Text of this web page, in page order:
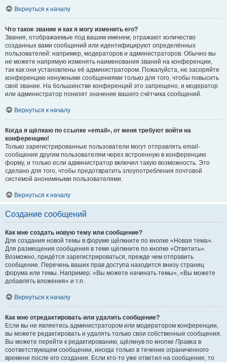
Вернуться к началу
Что такое звание и как я могу изменить его?
Звания, отображаемые под вашим именем, отражают количество
созданных вами сообщений или идентифицируют определённых
пользователей: например, модераторов и администраторов. Обычно вы
не можете напрямую изменять наименования званий на конференции,
так как они установлены её администратором. Пожалуйста, не засоряйте
конференцию ненужными сообщениями только для того, чтобы повысить
своё звание. На большинстве конференций это запрещено, и модератор
или администратор понизят значение вашего счётчика сообщений.
Вернуться к началу
Когда я щёлкаю по ссылке «email», от меня требуют войти на
конференцию!
Только зарегистрированные пользователи могут отправлять email-
сообщения другим пользователям через встроенную в конференцию
форму, и только если администратор включил такую возможность. Это
сделано для того, чтобы предотвратить злоупотребления почтовой
системой анонимными пользователями.
Вернуться к началу
Создание сообщений
Как мне создать новую тему или сообщение?
Для создания новой темы в форуме щёлкните по кнопке «Новая тема».
Для размещения сообщения в теме щёлкните по кнопке «Ответить».
Возможно, придётся зарегистрироваться, прежде чем отправить
сообщение. Перечень ваших прав доступа находится внизу страниц
форума или темы. Например: «Вы можете начинать темы», «Вы можете
добавлять вложения» и т.п.
Вернуться к началу
Как мне отредактировать или удалить сообщение?
Если вы не являетесь администратором или модератором конференции,
вы можете редактировать и удалять только свои собственные сообщения.
Вы можете перейти к редактированию, щёлкнув по кнопке Правка в
соответствующем сообщении, иногда только в течение ограниченного
времени после его создания. Если кто-то уже ответил на сообщение, то